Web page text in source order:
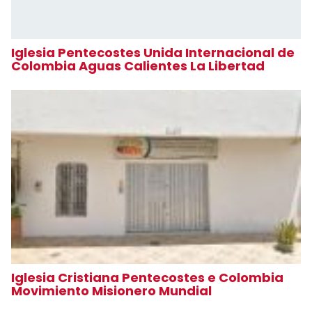
Iglesia Pentecostes Unida Internacional de
Colombia Aguas Calientes La Libertad
Iglesia Cristiana Pentecostes e Colombia
Movimiento Misionero Mundial